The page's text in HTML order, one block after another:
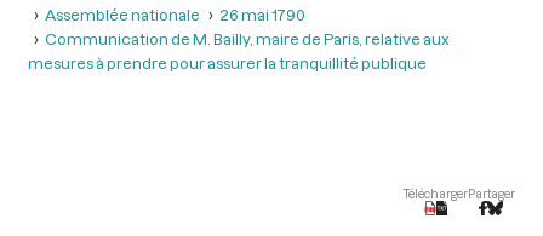
Assemblée nationale
26 mai 1790
Communication de M. Bailly, maire de Paris, relative aux
mesures à prendre pour assurer la tranquillité publique
TéléchargerPartager